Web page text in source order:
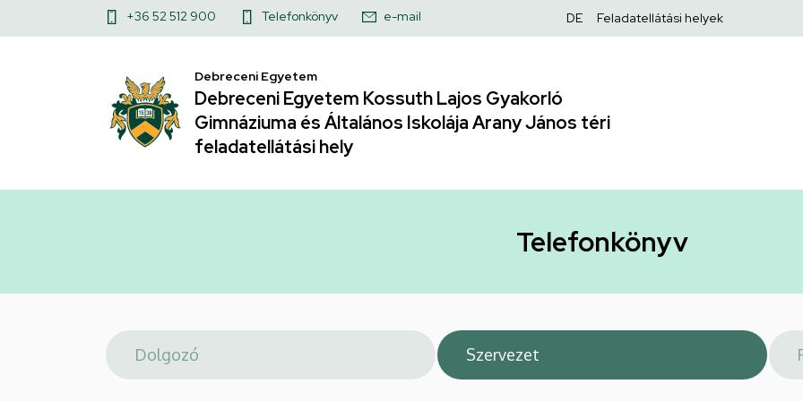
Telefonkönyv
Debreceni
Egyetem
Kossuth
Gimnáziuma
Általános
a
Felső
menü
+36 52 512 900 Telefonkönyv e-mail
Felső
DE Feladatellátási helyek
Debreceni Egyetem
Debreceni Egyetem Kossuth Lajos Gyakorló
Gimnáziuma és Általános Iskolája Arany János téri
feladatellátási hely
Telefonkönyv